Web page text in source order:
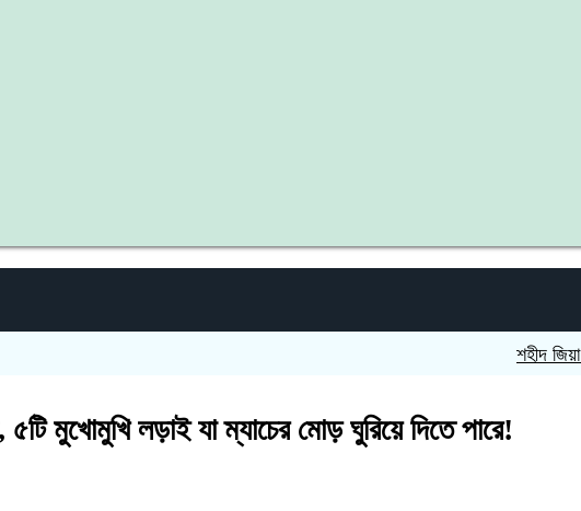
শহীদ জিয়া স্মৃতি
৫টি মুখোমুখি লড়াই যা ম্যাচের মোড় ঘুরিয়ে দিতে পারে!